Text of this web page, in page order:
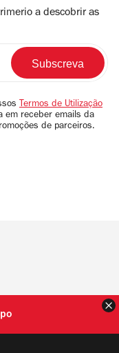
a descobrir as
Termos de Utilização
em receber emails da
de parceiros.